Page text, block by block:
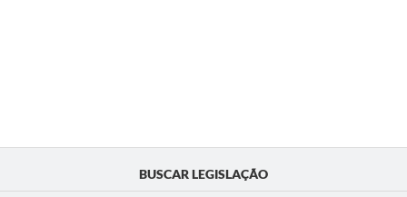
BUSCAR LEGISLAÇÃO